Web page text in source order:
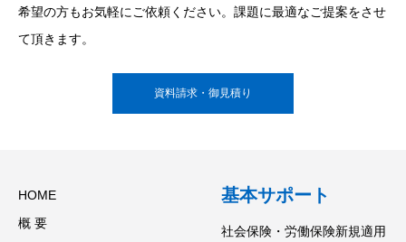
希望の方もお気軽にご依頼ください。課題に最適なご提案をさせ
て頂きます。
資料請求・御見積り
HOME
概 要
基本サポート
社会保険・労働保険新規適用